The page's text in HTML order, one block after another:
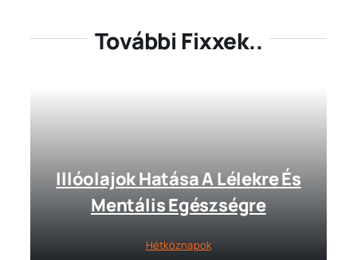
További Fixxek..
Illóolajok Hatása A Lélekre És
Mentális Egészségre
Hétköznapok